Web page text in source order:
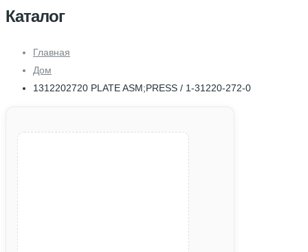
Каталог
Главная
Дом
1312202720 PLATE ASM;PRESS / 1-31220-272-0